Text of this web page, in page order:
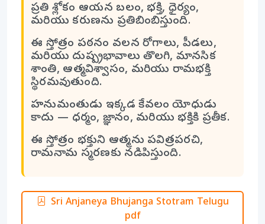
ప్రతి శ్లోకం ఆయన బలం, భక్తి, ధైర్యం,
మరియు కరుణను ప్రతిబింబిస్తుంది.
ఈ స్తోత్రం పఠనం వలన రోగాలు, పీడలు,
మరియు దుష్ప్రభావాలు తొలగి, మానసిక
శాంతి, ఆత్మవిశ్వాసం, మరియు రామభక్తి
స్థిరమవుతుంది.
హనుమంతుడు ఇక్కడ కేవలం యోధుడు
కాదు — ధర్మం, జ్ఞానం, మరియు భక్తికి ప్రతీక.
ఈ స్తోత్రం భక్తుని ఆత్మను పవిత్రపరచి,
రామనామ స్మరణకు నడిపిస్తుంది.
Sri Anjaneya Bhujanga Stotram Telugu
pdf